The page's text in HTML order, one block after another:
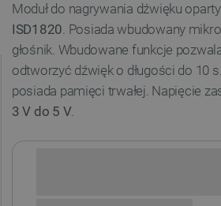
Moduł do nagrywania dźwięku
ISD1820. Posiada wbudowany
głośnik. Wbudowane funkcje
odtworzyć dźwięk o długości do 10
posiada pamięci trwałej. Napięcie
3 V do 5 V.